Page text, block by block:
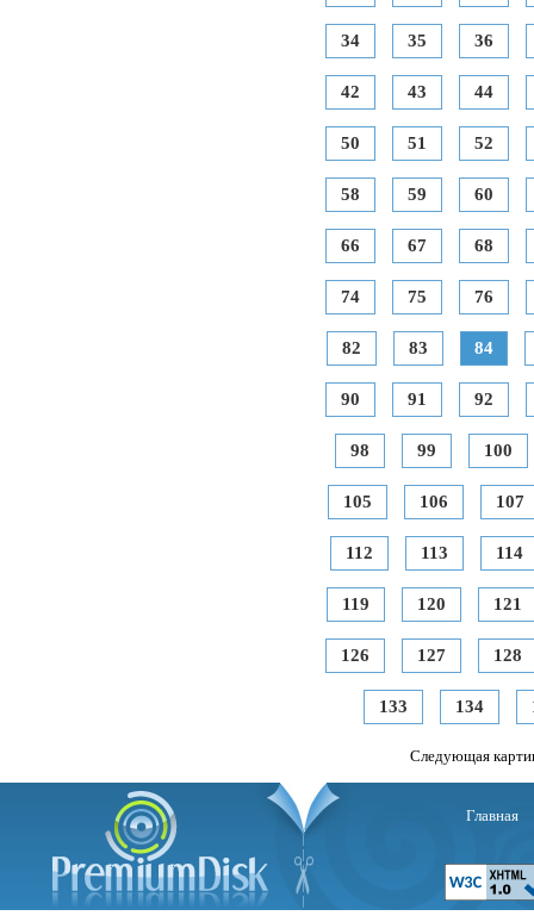
34 35 36
42 43 44
50 51 52
58 59 60
66 67 68
74 75 76
82 83 84
90 91 92
98 99 100
105 106 107
112 113 114
119 120 121
126 127 128
133 134
Следующая
Главная